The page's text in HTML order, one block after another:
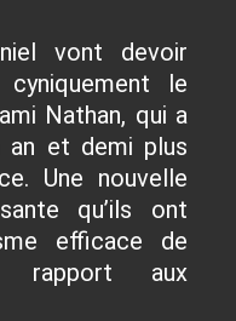
vont devoir
le
Nathan, qui a
an et demi plus
Une nouvelle
qu’ils ont
efficace de
rapport aux